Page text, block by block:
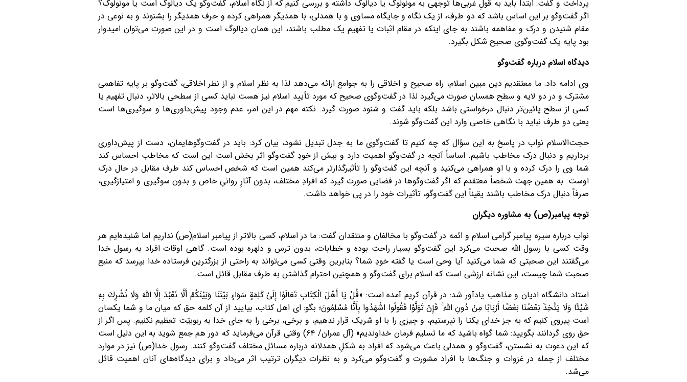
پرداخت و گفت: ابتدا باید به قولِ غربی‌ها توجهی به مونولوگ یا دیالوگ داشته و بررسی کنیم که از نگاه اسلام، گفت‌وگو یک دیالوگ است یا مونولوگ؟
اگر گفت‌وگو بر این اساس باشد که دو طرف، از یک نگاه و جایگاه مساوی و با همدلی، با همدیگر همراهی کرده و حرف همدیگر را بشنوند و به نوعی در
مقام شنیدن و درک و مفاهمه باشند به جای اینکه در مقام اثبات یا تفهیم یک مطلب باشند، این همان دیالوگ است و در این صورت می‌‌توان امیدوار
بود پایه یک گفت‌وگوی صحیح شکل بگیرد.
دیدگاه اسلام درباره گفت‌وگو
وی ادامه داد: ما معتقدیم دین مبین اسلام، راه صحیح و اخلاقی را به جوامع ارائه می‌دهد لذا به نظر اسلام و از نظر اخلاقی، گفت‌وگو بر پایه تفاهمی
مشترک و در دو لایه و سطح همسان صورت می‌‌گیرد لذا در گفت‌وگوی صحیح که مورد تأیید اسلام نیز هست نباید کسی از سطحی بالاتر، دنبال تفهیم یا
کسی از سطح پائین‌تر دنبال درخواستی باشد بلکه باید گفت و شنود صورت گیرد. نکته مهم در این امر، عدم وجود پیش‌داوری‌ها و سوگیری‌ها است
یعنی دو طرف نباید با نگاهی خاصی وارد این گفت‌وگو شوند.
حجت‌الاسلام نواب در پاسخ به این سؤال که چه کنیم تا گفت‌وگوی ما به جدل تبدیل نشود، بیان کرد: باید در گفت‌وگوهایمان، دست از پیش‌داوری
برداریم و دنبال درک مخاطب باشیم. اساساً آنچه در گفت‌وگو اهمیت دارد و بیش از خودِ گفت‌وگو اثر بخش است این است که مخاطب احساس کند
شما وی را درک کرده و با او همراهی می‌کنید و آنچه این گفت‌وگو را تأثیرگذارتر می‌کند همین است که شخص احساس کند طرف مقابل در حال درک
اوست. به همین جهت شخصاً معتقدم که اگر گفت‌وگوها در فضایی صورت گیرد که افرادِ مختلف، بدون آثارِ روانیِ خاص و بدون سوگیری‌ و امتیازگیری،
صرفاً دنبال درک مخاطب باشند یقیناً این گفت‌وگو، تأثیرات خود را در پی خواهد داشت.
توجه پیامبر(ص) به مشاوره دیگران
نواب درباره سیره پیامبر گرامی اسلام و ائمه در گفت‌وگو با مخالفان و منتقدان گفت: ما در اسلام، کسی بالاتر از پیامبر اسلام(ص) نداریم اما شنیده‌ایم هر
وقت کسی با رسول الله صحبت می‌کرد این گفت‌وگو بسیار راحت بوده و خطابات، بدون ترس و دلهره بوده است. گاهی اوقات افراد به رسول خدا
می‌گفتند این صحبتی که شما می‌کنید آیا وحی است یا گفته خودِ شما؟ بنابرین وقتی کسی می‌تواند به راحتی از بزرگترین فرستاده خدا بپرسد که منبع
صحبت شما چیست، این نشانه ارزشی است که اسلام برای گفت‌وگو و همچنین احترام گذاشتن به طرف مقابل قائل است.
استاد دانشگاه ادیان و مذاهب یادآور شد: در قرآن کریم آمده است: «قُلْ يَا أَهْلَ الْكِتَابِ تَعَالَوْا إِلَىٰ كَلِمَةٍ سَوَاءٍ بَيْنَنَا وَبَيْنَكُمْ أَلَّا نَعْبُدَ إِلَّا اللَّهَ وَلَا نُشْرِكَ بِهِ
شَيْئًا وَلَا يَتَّخِذَ بَعْضُنَا بَعْضًا أَرْبَابًا مِنْ دُونِ اللَّهِ ۚ فَإِنْ تَوَلَّوْا فَقُولُوا اشْهَدُوا بِأَنَّا مُسْلِمُونَ؛ بگو: ای اهل کتاب، بیایید از آن کلمه حق که میان ما و شما یکسان
است پیروی کنیم که به جز خدای یکتا را نپرستیم، و چیزی را با او شریک قرار ندهیم، و برخی، برخی را به جای خدا به ربوبیّت تعظیم نکنیم. پس اگر از
حق روی گردانند بگویید: شما گواه باشید که ما تسلیم فرمان خداوندیم» (آل عمران/ ۶۴) وقتی‌ قرآن می‌فرماید که دور هم جمع شوید به این دلیل است
که این دعوت به نشستن، گفت‌وگو و همدلی باعث می‌شود که افراد به شکل‌ِ همدلانه درباره مسائل مختلف گفت‌وگو کنند. رسول خدا(ص) نیز در موارد
مختلف از جمله در غزوات و جنگ‌ها با افراد مشورت و گفت‌وگو می‌کرد و به نظرات دیگران ترتیب اثر می‌داد و برای دیدگاه‌های آنان اهمیت قائل
می‌شد.